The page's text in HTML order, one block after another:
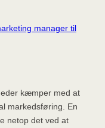
kæmper med at
markedsføring. En
netop det ved at